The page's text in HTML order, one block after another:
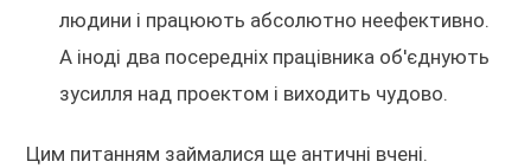
людини і працюють абсолютно неефективно.
А іноді два посередніх працівника об'єднують
зусилля над проектом і виходить чудово.
Цим питанням займалися ще античні вчені.